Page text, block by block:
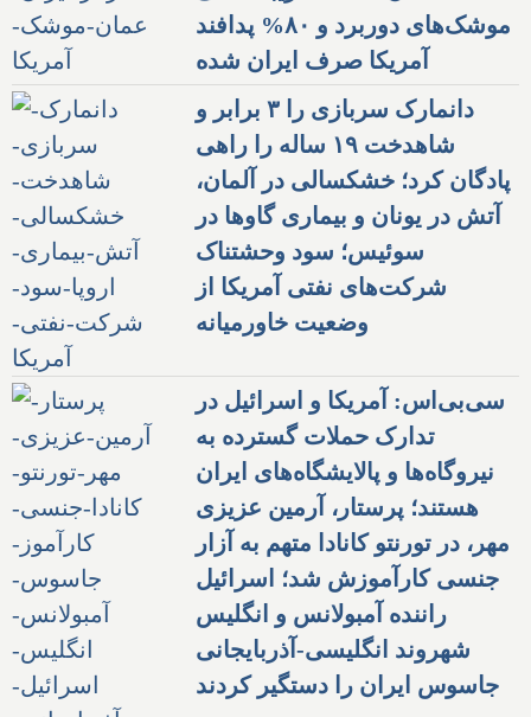
موشک‌های دوربرد و ۸۰% پدافند
آمریکا صرف ایران شده
دانمارک سربازی را ۳ برابر و
شاهدخت ۱۹ ساله را راهی
پادگان کرد؛ خشکسالی در آلمان،
آتش در یونان و بیماری گاوها در
سوئیس؛ سود وحشتناک
شرکت‌های نفتی آمریکا از
وضعیت خاورمیانه
سی‌بی‌اس: آمریکا و اسرائیل در
تدارک حملات گسترده به
نیروگاه‌ها و پالایشگاه‌های ایران
هستند؛ پرستار، آرمین عزیزی
مهر، در تورنتو کانادا متهم به آزار
جنسی کارآموزش شد؛ اسرائیل
راننده آمبولانس و انگلیس
شهروند انگلیسی-آذربایجانی
جاسوس ایران را دستگیر کردند